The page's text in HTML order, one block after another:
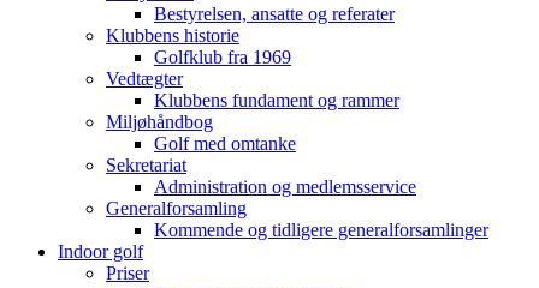
Bestyrelsen, ansatte og referater
Klubbens historie
Golfklub fra 1969
Vedtægter
Klubbens fundament og rammer
Miljøhåndbog
Golf med omtanke
Sekretariat
Administration og medlemsservice
Generalforsamling
Kommende og tidligere generalforsamlinger
Indoor golf
Priser